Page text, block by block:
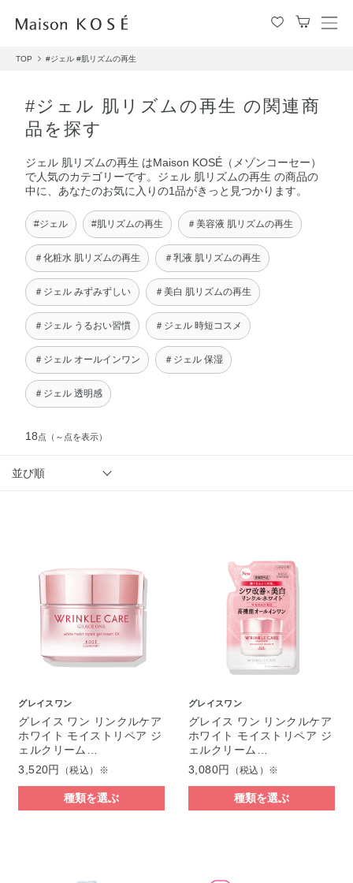
メ
TOP #ジェル #肌リズムの再生
#ジェル 肌リズムの再生 の関連商
品を探す
ジェル 肌リズムの再生 はMaison KOSÉ（メゾンコーセー）
で人気のカテゴリーです。ジェル 肌リズムの再生 の商品の
中に、あなたのお気に入りの1品がきっと見つかります。
#ジェル #肌リズムの再生 ＃美容液 肌リズムの再生
＃化粧水 肌リズムの再生 ＃乳液 肌リズムの再生
＃ジェル みずみずしい ＃美白 肌リズムの再生
＃ジェル うるおい習慣 ＃ジェル 時短コスメ
＃ジェル オールインワン ＃ジェル 保湿
＃ジェル 透明感
18点 （～点を表示）
並び順
グレイスワン
グレイス ワン リンクルケア
ホワイト モイストリペア ジ
ェルクリーム…
3,520円
（税込）※
種類を選ぶ
グレイスワン
グレイス ワン リンクルケア
ホワイト モイストリペア ジ
ェルクリーム…
3,080円
（税込）※
種類を選ぶ